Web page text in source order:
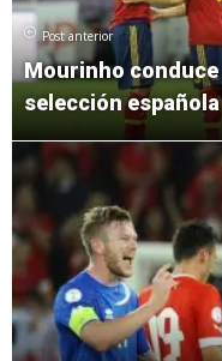
Post anterior
Mourinho conduce
selección española